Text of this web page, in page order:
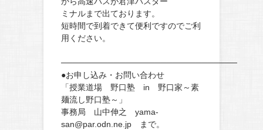
ミナルまで出ております。
短時間で到着できて便利ですのでご利
用ください。
──────────────────────────────
●お申し込み・お問い合わせ
「授業道場 野口塾 in 野口家～素
麺流し野口塾～」
事務局 山中伸之 yama-
san@par.odn.ne.jp まで。